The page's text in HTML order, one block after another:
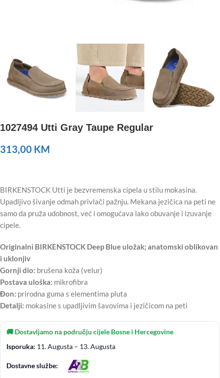
1027494 Utti Gray Taupe Regular
313,00 KM
BIRKENSTOCK Utti je bezvremenska cipela u stilu mokasina.
Upadljivo šivanje odmah privlači pažnju. Mekana jezičica na peti ne
samo da pruža udobnost, već i omogućava lako obuvanje i izuvanje
cipele.
Originalni BIRKENSTOCK Deep Blue uložak; anatomski oblikovan
i uklonjiv
Gornji dio: brušena koža (velur)
Postava uloška: mikrofibra
Đon: prirodna guma s elementima pluta
Detalji: mokasine s upadljivim šavovima i jezičicom na peti
🚚 Dostavljamo na području cijele Bosne i Hercegovine
Isporuka: 11. Augusta – 13. Augusta
Dostavne službe: